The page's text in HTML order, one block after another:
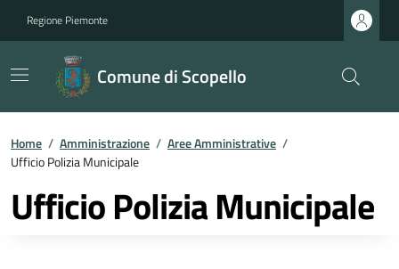
Regione Piemonte
Comune di Scopello
Home / Amministrazione / Aree Amministrative /
Ufficio Polizia Municipale
Ufficio Polizia Municipale